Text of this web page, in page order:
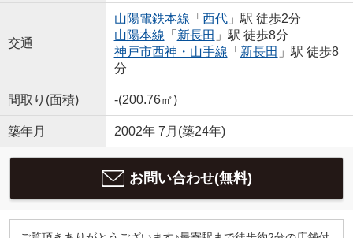
交通
山陽電鉄本線 「 西代」駅 徒歩2分
山陽本線 「 新長田 」駅 徒歩8分
神戸市西神・山手線 「 新長田 」駅 徒歩8
分
間取り(面積) -(200.76㎡)
築年月 2002年 7月(築24年)
お問い合わせ(無料)